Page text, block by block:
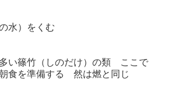
水）をくむ
い篠竹（しのだけ）の類 ここで
食を準備する 然は燃と同じ